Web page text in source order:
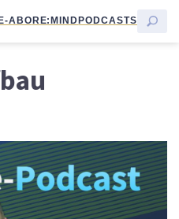
ABORE:MINDPODCASTS